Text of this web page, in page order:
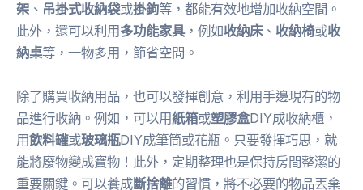
架 、 吊掛式收納袋或掛鉤等，都能有效地增加收納空間。
此外，還可以利用多功能家具，例如收納床、 收納椅或收
納桌等，一物多用，節省空間。
除了購買收納用品，也可以發揮創意，利用手邊現有的物
品進行收納。例如，可以用紙箱或塑膠盒DIY成收納櫃，
用飲料罐或玻璃瓶DIY成筆筒或花瓶。只要發揮巧思，就
能將廢物變成寶物！此外，定期整理也是保持房間整潔的
重要關鍵。可以養成斷捨離的習慣，將不必要的物品丟棄